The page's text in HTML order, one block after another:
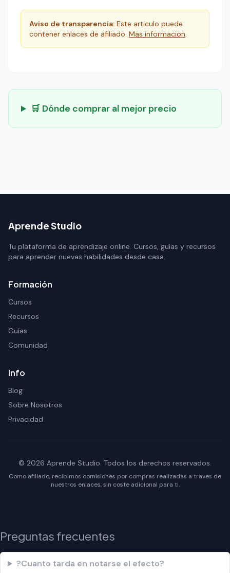
Aviso de transparencia: Este articulo puede
contener enlaces de afiliado. Mas informacion.
🛒 Dónde comprar al mejor precio
Aprende Studio
Tu plataforma de aprendizaje online. Cursos, guías y recursos
para aprender nuevas habilidades desde casa.
Formación
Cursos
Recursos
Guías
Comunidad
Info
Blog
Sobre Nosotros
Privacidad
© 2026 Aprende Studio. Todos los derechos reservados.
Como afiliado, recibimos comisiones por compras realizadas a traves de
nuestros enlaces, sin coste adicional para ti.
Preguntas frecuentes
?Cuanto tarda en notarse el efecto?